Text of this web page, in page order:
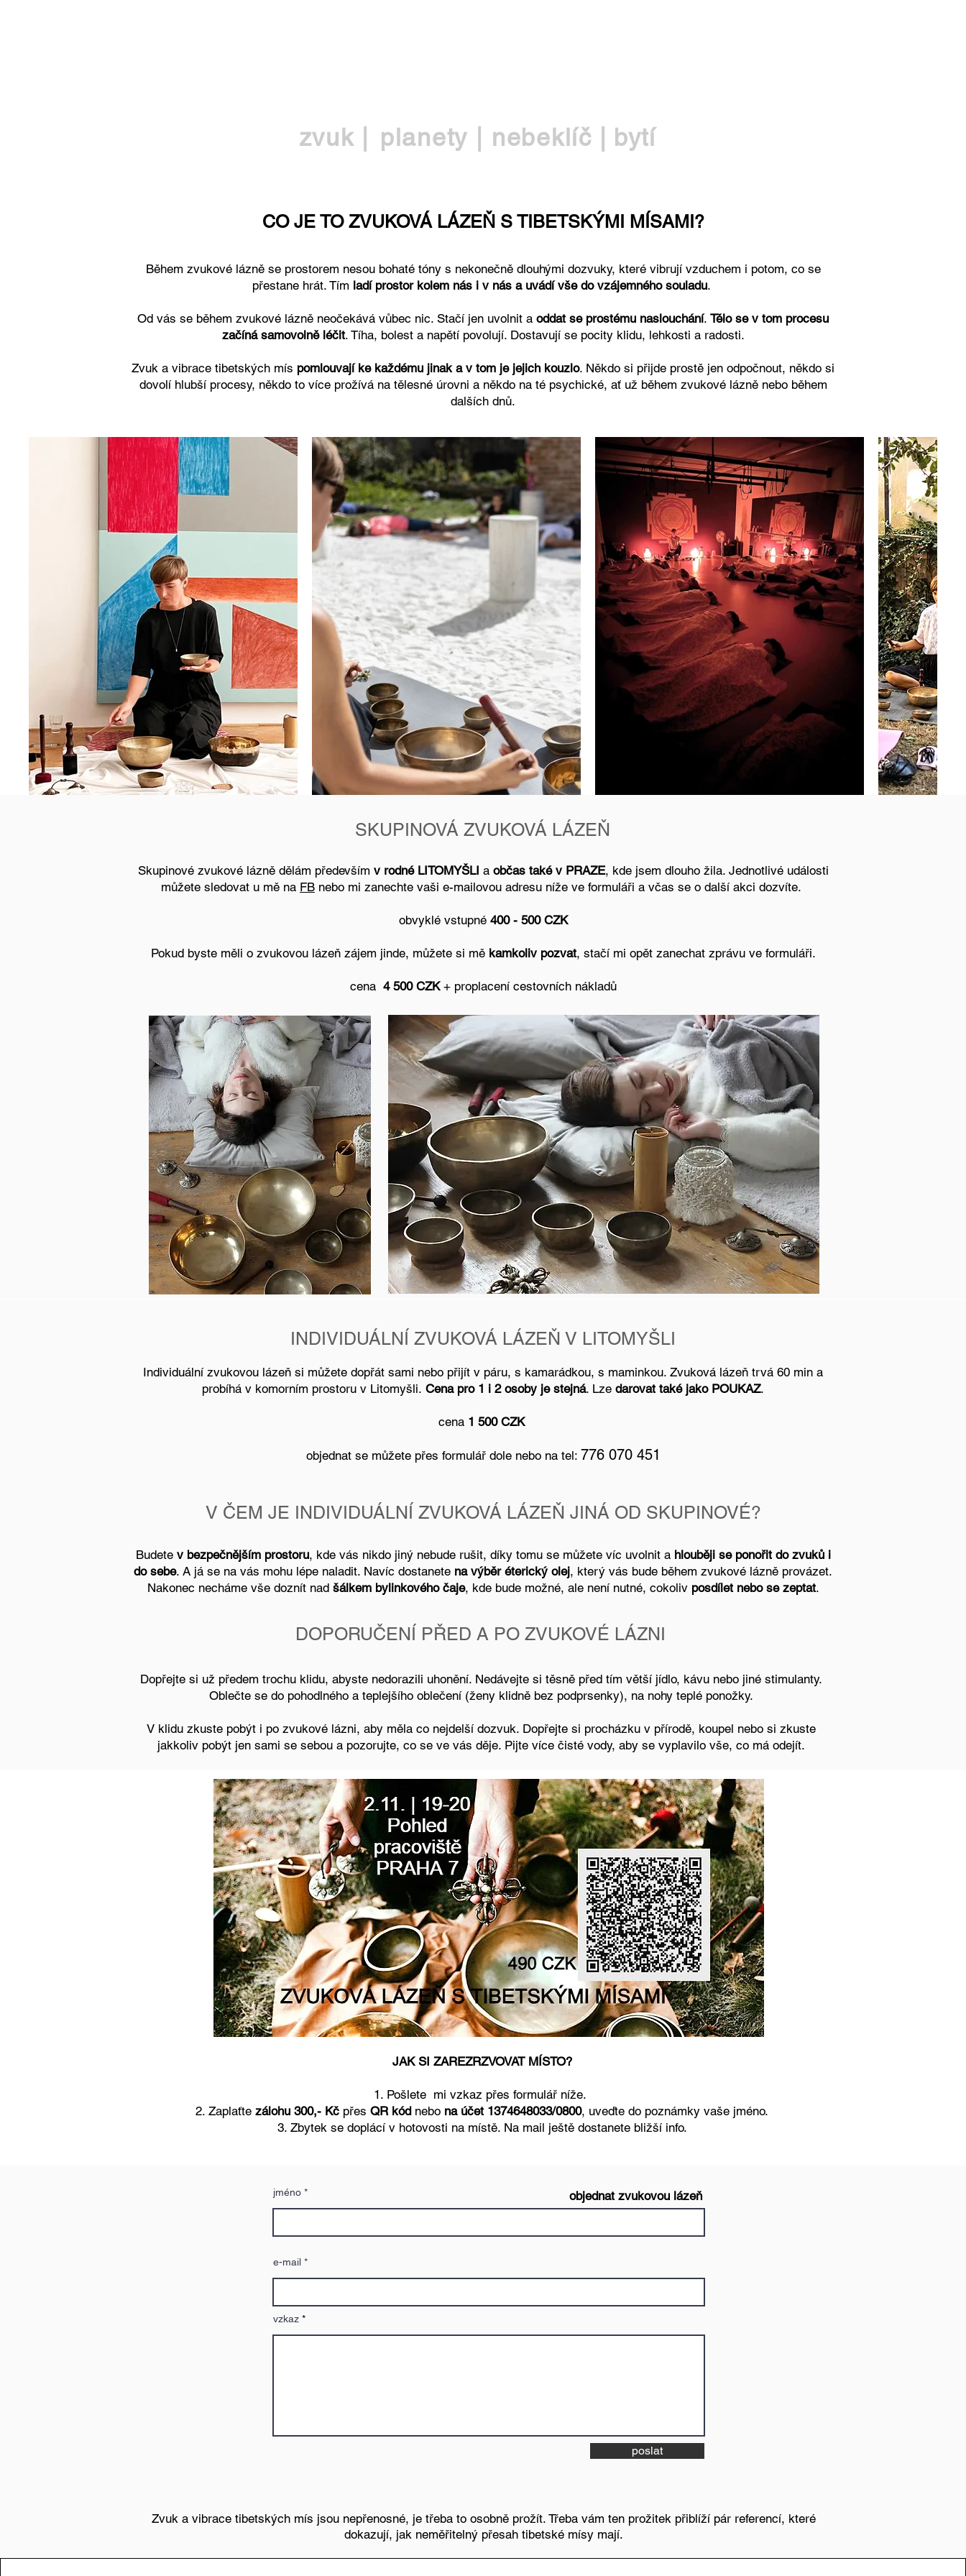
zvuk | planety | nebeklíč | bytí
CO JE TO ZVUKOVÁ LÁZEŇ S TIBETSKÝMI MÍSAMI?
Během zvukové lázně se prostorem nesou bohaté tóny s nekonečně dlouhými dozvuky, které vibrují vzduchem i potom, co se
přestane hrát. Tím ladí prostor kolem nás i v nás a uvádí vše do vzájemného souladu.
Od vás se během zvukové lázně neočekává vůbec nic. Stačí jen uvolnit a oddat se prostému naslouchání. Tělo se v tom procesu
začíná samovolně léčit. Tíha, bolest a napětí povolují. Dostavují se pocity klidu, lehkosti a radosti.
Zvuk a vibrace tibetských mís pomlouvají ke každému jinak a v tom je jejich kouzlo. Někdo si přijde prostě jen odpočnout, někdo si
dovolí hlubší procesy, někdo to více prožívá na tělesné úrovni a někdo na té psychické, ať už během zvukové lázně nebo během
dalších dnů.
SKUPINOVÁ ZVUKOVÁ LÁZEŇ
Skupinové zvukové lázně dělám především v rodné LITOMYŠLI a občas také v PRAZE, kde jsem dlouho žila. Jednotlivé události
můžete sledovat u mě na FB nebo mi zanechte vaši e-mailovou adresu níže ve formuláři a včas se o další akci dozvíte.
obvyklé vstupné 400 - 500 CZK
Pokud byste měli o zvukovou lázeň zájem jinde, můžete si mě kamkoliv pozvat, stačí mi opět zanechat zprávu ve formuláři.
cena4 500 CZK+ proplacení cestovních nákladů
INDIVIDUÁLNÍ ZVUKOVÁ LÁZEŇ V LITOMYŠLI
Individuální zvukovou lázeň si můžete dopřát sami nebo přijít v páru, s kamarádkou, s maminkou. Zvuková lázeň trvá 60 min a
probíhá v komorním prostoru v Litomyšli. Cena pro 1 i 2 osoby je stejná. Lze darovat také jako POUKAZ.
cena 1 500 CZK
objednat se můžete přes formulář dole nebo na tel: 776 070 451
V ČEM JE INDIVIDUÁLNÍ ZVUKOVÁ LÁZEŇ JINÁ OD SKUPINOVÉ?
Budete v bezpečnějším prostoru, kde vás nikdo jiný nebude rušit, díky tomu se můžete víc uvolnit a hlouběji se ponořit do zvuků i
do sebe. A já se na vás mohu lépe naladit. Navíc dostanete na výběr éterický olej, který vás bude během zvukové lázně provázet.
Nakonec necháme vše doznít nad šálkem bylinkového čaje, kde bude možné, ale není nutné, cokoliv posdílet nebo se zeptat.
DOPORUČENÍ PŘED A PO ZVUKOVÉ LÁZNI
Dopřejte si už předem trochu klidu, abyste nedorazili uhonění. Nedávejte si těsně před tím větší jídlo, kávu nebo jiné stimulanty.
Oblečte se do pohodlného a teplejšího oblečení (ženy klidně bez podprsenky), na nohy teplé ponožky.
V klidu zkuste pobýt i po zvukové lázni, aby měla co nejdelší dozvuk. Dopřejte si procházku v přírodě, koupel nebo si zkuste
jakkoliv pobýt jen sami se sebou a pozorujte, co se ve vás děje. Pijte více čisté vody, aby se vyplavilo vše, co má odejít.
JAK SI ZAREZRZVOVAT MÍSTO?
1. Pošlete mi vzkaz přes formulář níže.
2. Zaplaťte zálohu 300,- Kč přes QR kód nebo na účet 1374648033/0800, uveďte do poznámky vaše jméno.
3. Zbytek se doplácí v hotovosti na místě. Na mail ještě dostanete bližší info.
jméno objednat zvukovou lázeň
e-mail
vzkaz
poslat
Zvuk a vibrace tibetských mís jsou nepřenosné, je třeba to osobně prožít. Třeba vám ten prožitek přiblíží pár referencí, které
dokazují, jak neměřitelný přesah tibetské mísy mají.